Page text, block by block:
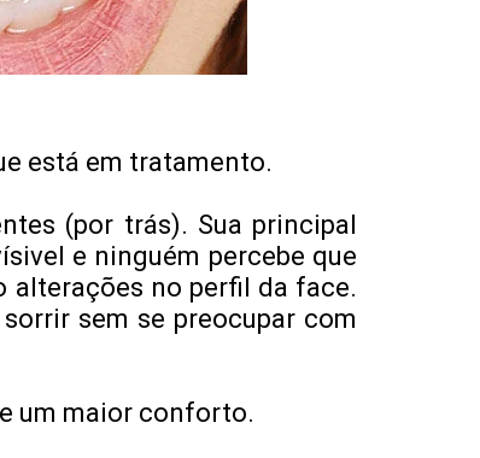
está em tratamento.
(por trás). Sua principal
e ninguém percebe que
alterações no perfil da face.
sem se preocupar com
um maior conforto.